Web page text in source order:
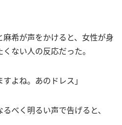
麻希が声をかけると、女性が身
ない人の反応だった。
よね。あのドレス」
べく明るい声で告げると、